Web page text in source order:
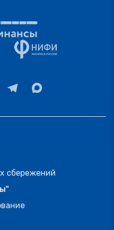
сбережений